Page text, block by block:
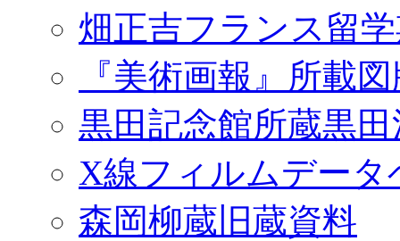
畑正吉フランス留
『美術画報』所載
黒田記念館所蔵黒
X線フィルムデータ
森岡柳蔵旧蔵資料